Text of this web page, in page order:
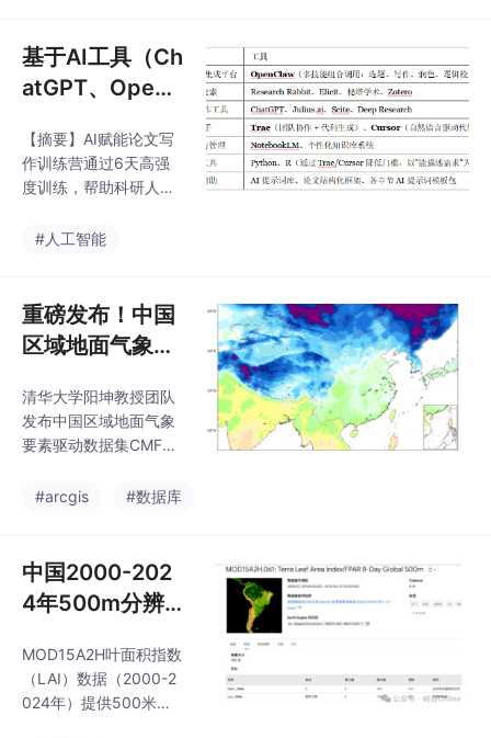
法论"的科研自动化体
系；Python+R双语言实
现文献计量与数据分
流程可迁移性。学员将
掌握从选题、文献分
析、实验设计到论文写
技能，最终形成可复用
基于AI工具（Ch
atGPT、OpenC
的高强度论文写
作实战
【摘要】AI赋能论文写
作训练营通过6天高强
度训练，帮助科研人员
深度整合ChatGPT、O
程突破。课程包含工具
实操、研究框架构建、
数据分析代码生成、学
对文理科差异提供定制
化方案，使学员快速产
出规范论文初稿。通过
构建和自然语言编程辅
量，解决"写作
#人工智能
重磅发布！中国
区域地面气象要
2.0（1951-202
4）
清华大学阳坤教授团队
发布中国区域地面气象
要素驱动数据集CMFD
该数据集融合ERA5再分
化辐射和降水数据。相
比上一代产品，CMFD
2.0具有以下改进：时间
年；空间分辨率0.1°×0.
1°；有效覆盖范围扩展
至中国境外；新增衍生
#arcgis #数据库
中国2000-202
4年500m分辨
数（LAI）数据
集
MOD15A2H叶面积指数
（LAI）数据（2000-2
024年）提供500米分